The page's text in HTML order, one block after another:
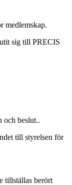
medlemskap.
sig till PRECIS
och beslut..
till styrelsen för
tillställas berört